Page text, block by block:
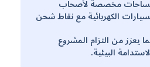
مخصصة لأصحاب
الكهربائية مع نقاط شحن
يعزز من التزام المشروع
البيئية.